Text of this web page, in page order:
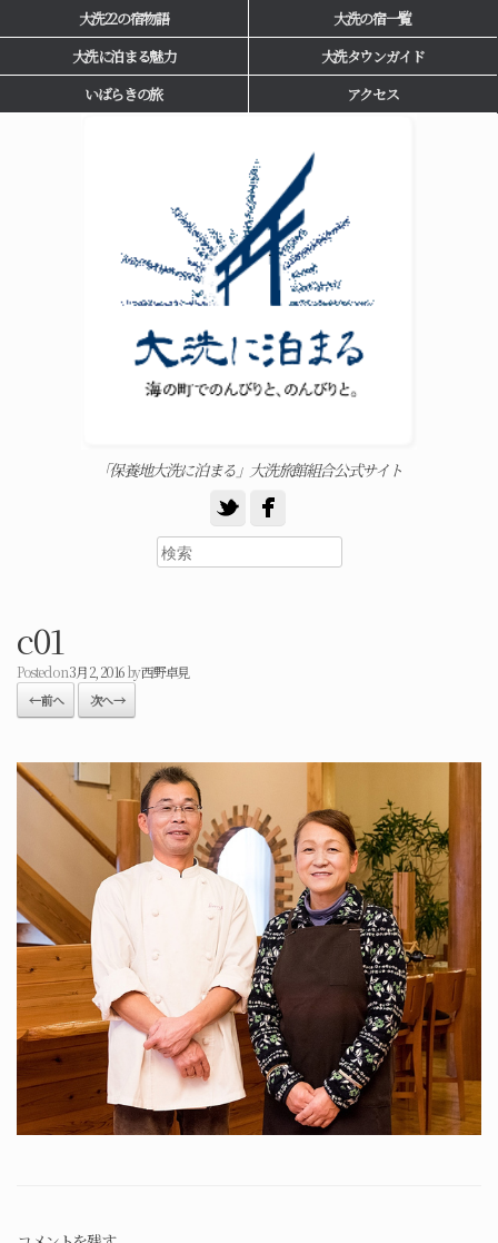
大洗22の宿物語
大洗の宿一覧
大洗に泊まる魅力
大洗タウンガイド
いばらきの旅
アクセス
「保養地大洗に泊まる」大洗旅館組合公式サイト
c01
Posted on3月 2, 2016by西野卓見
← 前へ 次へ →